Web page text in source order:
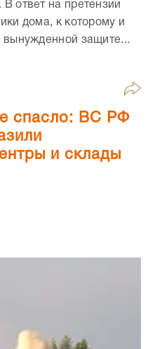
ответ на претензии
дома, к которому и
вынужденной защите...
спасло: ВС РФ
и склады